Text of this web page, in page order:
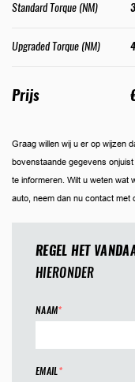
Standard Torque (NM)
Upgraded Torque (NM)
Prijs
Graag willen wij u er op wijzen
bovenstaande gegevens
te informeren. Wilt u weten wat
auto, neem dan nu contact met
REGEL HET
HIERONDER
NAAM*
EMAIL*